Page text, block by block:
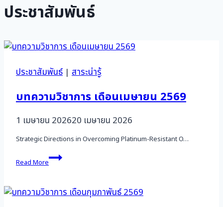
ประชาสัมพันธ์
ประชาสัมพันธ์| สาระน่ารู้
บทความวิชาการ เดือนเมษายน 2569
1 เมษายน 202620 เมษายน 2026
Strategic Directions in Overcoming Platinum-Resistant O…
Read More
บทความ
วิชาการ
2569